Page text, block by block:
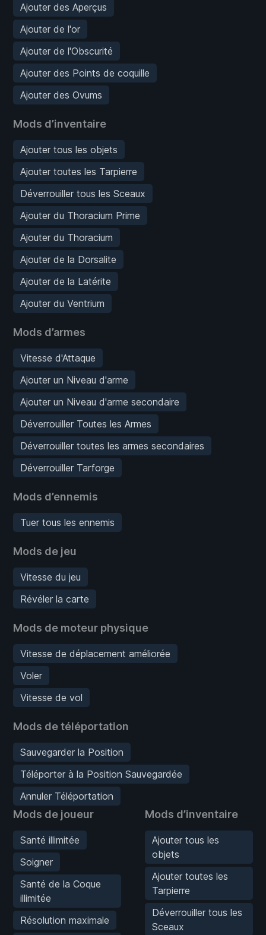
Ajouter des Aperçus
Ajouter de l'or
Ajouter de l'Obscurité
Ajouter des Points de coquille
Ajouter des Ovums
Mods d’inventaire
Ajouter tous les objets
Ajouter toutes les Tarpierre
Déverrouiller tous les Sceaux
Ajouter du Thoracium Prime
Ajouter du Thoracium
Ajouter de la Dorsalite
Ajouter de la Latérite
Ajouter du Ventrium
Mods d’armes
Vitesse d'Attaque
Ajouter un Niveau d'arme
Ajouter un Niveau d'arme secondaire
Déverrouiller Toutes les Armes
Déverrouiller toutes les armes secondaires
Déverrouiller Tarforge
Mods d’ennemis
Tuer tous les ennemis
Mods de jeu
Vitesse du jeu
Révéler la carte
Mods de moteur physique
Vitesse de déplacement améliorée
Voler
Vitesse de vol
Mods de téléportation
Sauvegarder la Position
Téléporter à la Position Sauvegardée
Annuler Téléportation
Mods de joueur
Santé illimitée
Soigner
Santé de la Coque
illimitée
Résolution maximale
Mods d’inventaire
Ajouter tous les
objets
Ajouter toutes les
Tarpierre
Déverrouiller tous les
Sceaux